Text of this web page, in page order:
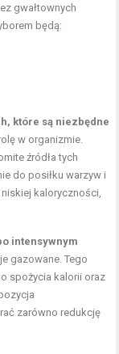
gwałtownych
będą:
które są niezbędne
w organizmie.
źródła tych
do posiłku warzyw i
kaloryczności,
intensywnym
gazowane. Tego
spożycia kalorii oraz
zarówno redukcję